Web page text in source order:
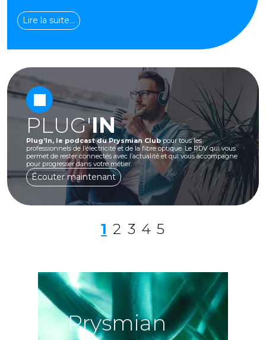
PLUG'IN
Plug’In, le podcast du Prysmian Clubpour tous les
professionnels de l’électricité et de la fibre optique. Le RDV qui vous
permet de rester connectés avec l’actualité et qui vous accompagne
pour progresser dans votre métier.
Écouter maintenant
Lire la suite…
Page précédente
1 2 3 4 5
Prysmian